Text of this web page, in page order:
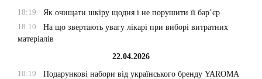
18:19
Як очищати шкіру щодня і не порушити її бар’єр
18:10
На що звертають увагу лікарі при виборі витратних
матеріалів
22.04.2026
10:19
Подарункові набори від українського бренду YAROMA